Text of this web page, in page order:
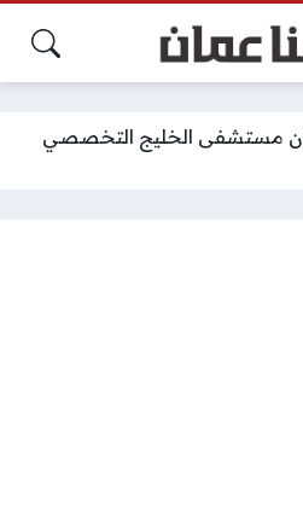
مستشفى الخليج التخصصي